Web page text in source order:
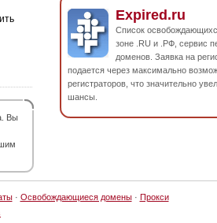
Вы
Expired.ru
Список
зоне .RU и .РФ, сервис
доменов. Заявка на
подается через максимально
регистраторов, что значительно
шансы.
· Освобождающиеся домены· Прокси